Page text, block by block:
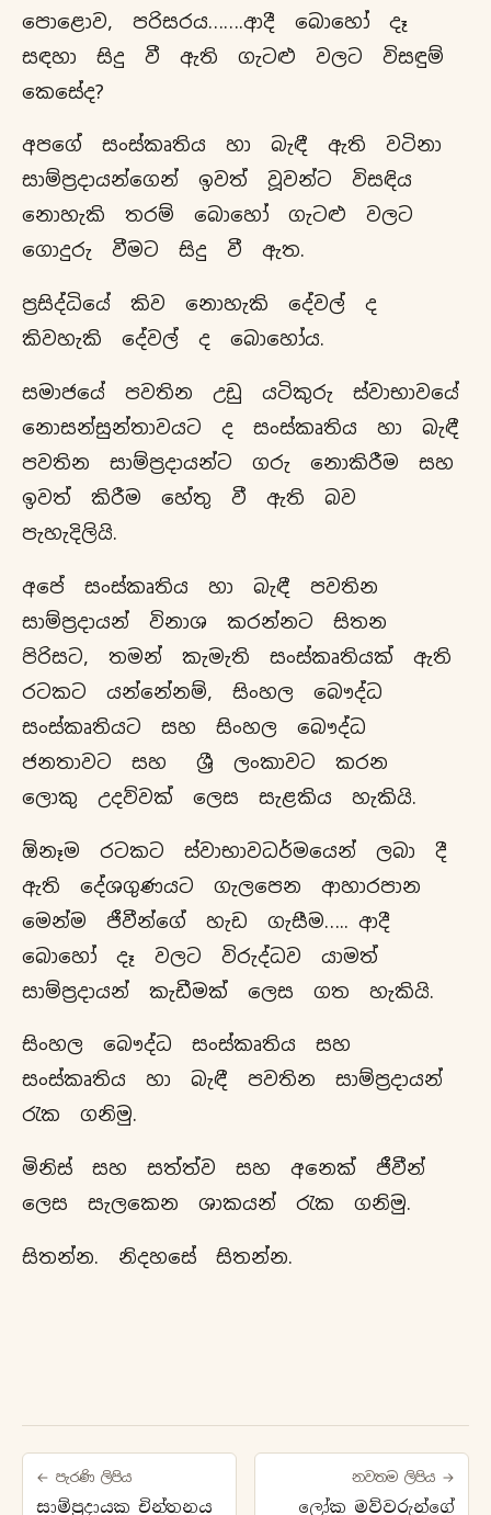
පොළොව, පරිසරය…….ආදී බොහෝ දෑ
සඳහා සිදු වී ඇති ගැටළු වලට විසඳුම්
කෙසේද?
අපගේ සංස්කෘතිය හා බැඳී ඇති වටිනා
සාම්ප්‍රදායන්ගෙන් ඉවත් වූවන්ට විසඳිය
නොහැකි තරම් බොහෝ ගැටළු වලට
ගොදුරු වීමට සිදු වී ඇත.
ප්‍රසිද්ධියේ කිව නොහැකි දේවල් ද
කිවහැකි දේවල් ද බොහෝය.
සමාජයේ පවතින උඩු යටිකුරු ස්වාභාවයේ
නොසන්සුන්තාවයට ද සංස්කෘතිය හා බැඳී
පවතින සාම්ප්‍රදායන්ට ගරු නොකිරීම සහ
ඉවත් කිරීම හේතු වී ඇති බව
පැහැදිලියි.
අපේ සංස්කෘතිය හා බැඳී පවතින
සාම්ප්‍රදායන් විනාශ කරන්නට සිතන
පිරිසට, තමන් කැමැති සංස්කෘතියක් ඇති
රටකට යන්නේනම්, සිංහල බෞද්ධ
සංස්කෘතියට සහ සිංහල බෞද්ධ
ජනතාවට සහ ශ්‍රී ලංකාවට කරන
ලොකු උදව්වක් ලෙස සැළකිය හැකියි.
ඕනෑම රටකට ස්වාභාවධර්මයෙන් ලබා දී
ඇති දේශගුණයට ගැලපෙන ආහාරපාන
මෙන්ම ජීවීන්ගේ හැඩ ගැසීම….. ආදී
බොහෝ දෑ වලට විරුද්ධව යාමත්
සාම්ප්‍රදායන් කැඩීමක් ලෙස ගත හැකියි.
සිංහල බෞද්ධ සංස්කෘතිය සහ
සංස්කෘතිය හා බැඳී පවතින සාම්ප්‍රදායන්
රැක ගනිමු.
මිනිස් සහ සත්ත්ව සහ අනෙක් ජීවීන්
ලෙස සැලකෙන ශාකයන් රැක ගනිමු.
සිතන්න. නිදහසේ සිතන්න.
← පැරණි ලිපිය
සාම්ප්‍රදායක චින්තනය
නවතම ලිපිය →
ලෝක මව්වරුන්ගේ